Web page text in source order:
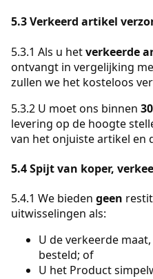
5.3 Verkeerd artikel
5.3.1 Als u hetverkeerde
ontvangt in vergelijking
zullen we het kosteloos
5.3.2 U moet ons binnen
levering op de hoogte
van het onjuiste artikel en
5.4 Spijt van koper,
5.4.1 We bieden geen
uitwisselingen als:
U de verkeerde
besteld; of
U het Product